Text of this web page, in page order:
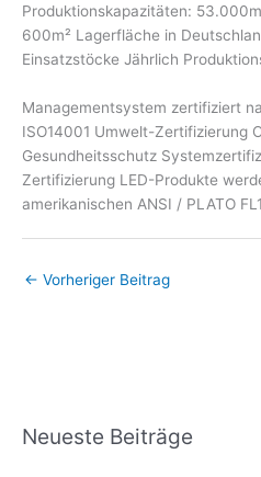
Produktionskapazitäten:
600m² Lagerfläche in
Einsatzstöcke Jährlich
Managementsystem zertifiziert
ISO14001 Umwelt-Zertifizierung
Gesundheitsschutz
Zertifizierung LED-Produkte
amerikanischen ANSI / PLATO
← Vorheriger Beitrag
Neueste Beiträge